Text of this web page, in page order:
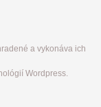
a vykonáva ich
Wordpress.